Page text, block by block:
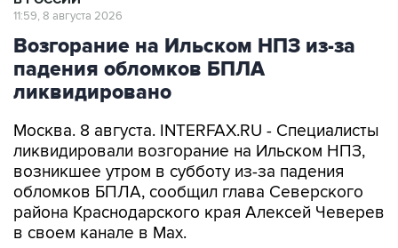
11:59, 8 августа 2026
Возгорание на Ильском НПЗ из-за
падения обломков БПЛА
ликвидировано
Москва. 8 августа. INTERFAX.RU - Специалисты
ликвидировали возгорание на Ильском НПЗ,
возникшее утром в субботу из-за падения
обломков БПЛА, сообщил глава Северского
района Краснодарского края Алексей Чеверев
в своем канале в Max.